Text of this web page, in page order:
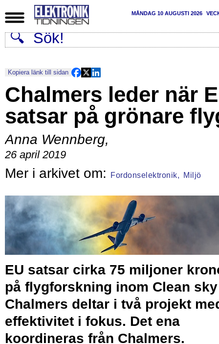
MÅNDAG 10 AUGUSTI 2026
Kopiera länk till sidan
Chalmers leder när
satsar på grönare
Anna Wennberg,
26 april 2019
Fordonselektronik, Miljö
EU satsar cirka 75 miljoner
på flygforskning inom Clean
Chalmers deltar i två projekt
effektivitet i fokus. Det ena
koordineras från Chalmers.